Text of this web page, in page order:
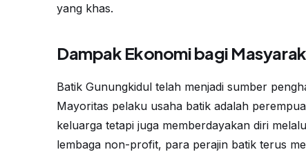
yang khas.
Dampak Ekonomi bagi
Batik Gunungkidul telah menjadi sumber
Mayoritas pelaku usaha batik adalah
keluarga tetapi juga memberdayakan diri
lembaga non-profit, para perajin batik terus